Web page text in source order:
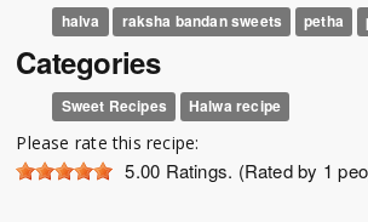
halva raksha bandan sweets petha
Categories
Sweet Recipes Halwa recipe
Please rate this recipe:
5.00 Ratings. (Rated by 1